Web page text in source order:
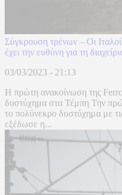
Σύγκρουση τρένων – Οι
έχει την ευθύνη για τη
03/03/2023 - 21:13
Η πρώτη ανακοίνωση της
δυστύχημα στα Τέμπη Την
το πολύνεκρο δυστύχημα με
εξέδωσε η...